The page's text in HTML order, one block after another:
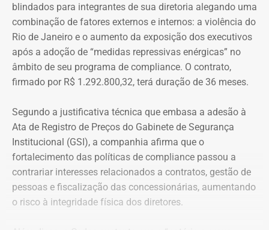
blindados para integrantes de sua diretoria alegando uma
combinação de fatores externos e internos: a violência do
Rio de Janeiro e o aumento da exposição dos executivos
após a adoção de “medidas repressivas enérgicas” no
âmbito de seu programa de compliance. O contrato,
firmado por R$ 1.292.800,32, terá duração de 36 meses.
Segundo a justificativa técnica que embasa a adesão à
Ata de Registro de Preços do Gabinete de Segurança
Institucional (GSI), a companhia afirma que o
fortalecimento das políticas de compliance passou a
contrariar interesses relacionados a contratos, gestão de
pessoas e fiscalização das concessionárias, aumentando
o risco à integridade física dos diretores.